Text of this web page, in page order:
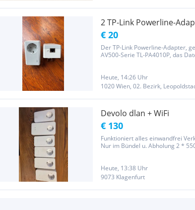
2 TP-Link Powerline-
€ 20
Der TP-Link Powerline-Adapter,
AV500-Serie TL-PA4010P, das
Heute, 14:26 Uhr
1020 Wien, 02. Bezirk,
Devolo dlan + WiFi
€ 130
Funktioniert alles einwandfrei
Nur im Bündel u. Abholung 2 *
Heute, 13:38 Uhr
9073 Klagenfurt